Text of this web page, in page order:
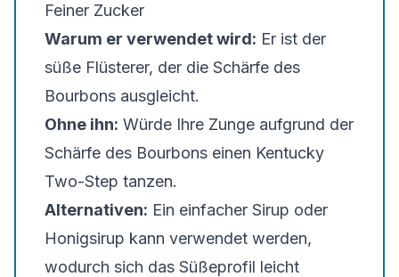
Feiner Zucker
Warum er verwendet wird: Er ist der
süße Flüsterer, der die Schärfe des
Bourbons ausgleicht.
Ohne ihn: Würde Ihre Zunge aufgrund der
Schärfe des Bourbons einen Kentucky
Two-Step tanzen.
Alternativen: Ein einfacher Sirup oder
Honigsirup kann verwendet werden,
wodurch sich das Süßeprofil leicht